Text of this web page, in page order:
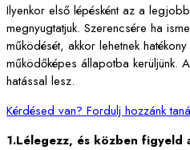
Ilyenkor első lépésként az a
megnyugtatjuk. Szerencsére ha
működését, akkor lehetnek
működőképes állapotba kerüljünk.
hatással lesz.
Kérdésed van? Fordulj hozzánk
1.Lélegezz, és közben figyeld